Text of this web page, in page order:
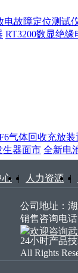
电故障定位测试
RT3200数显绝缘
气体回收充放装
生器面市 全新电
心 | 人力资源 |
公司地址：
销售咨询电
24小时产品
All Rights